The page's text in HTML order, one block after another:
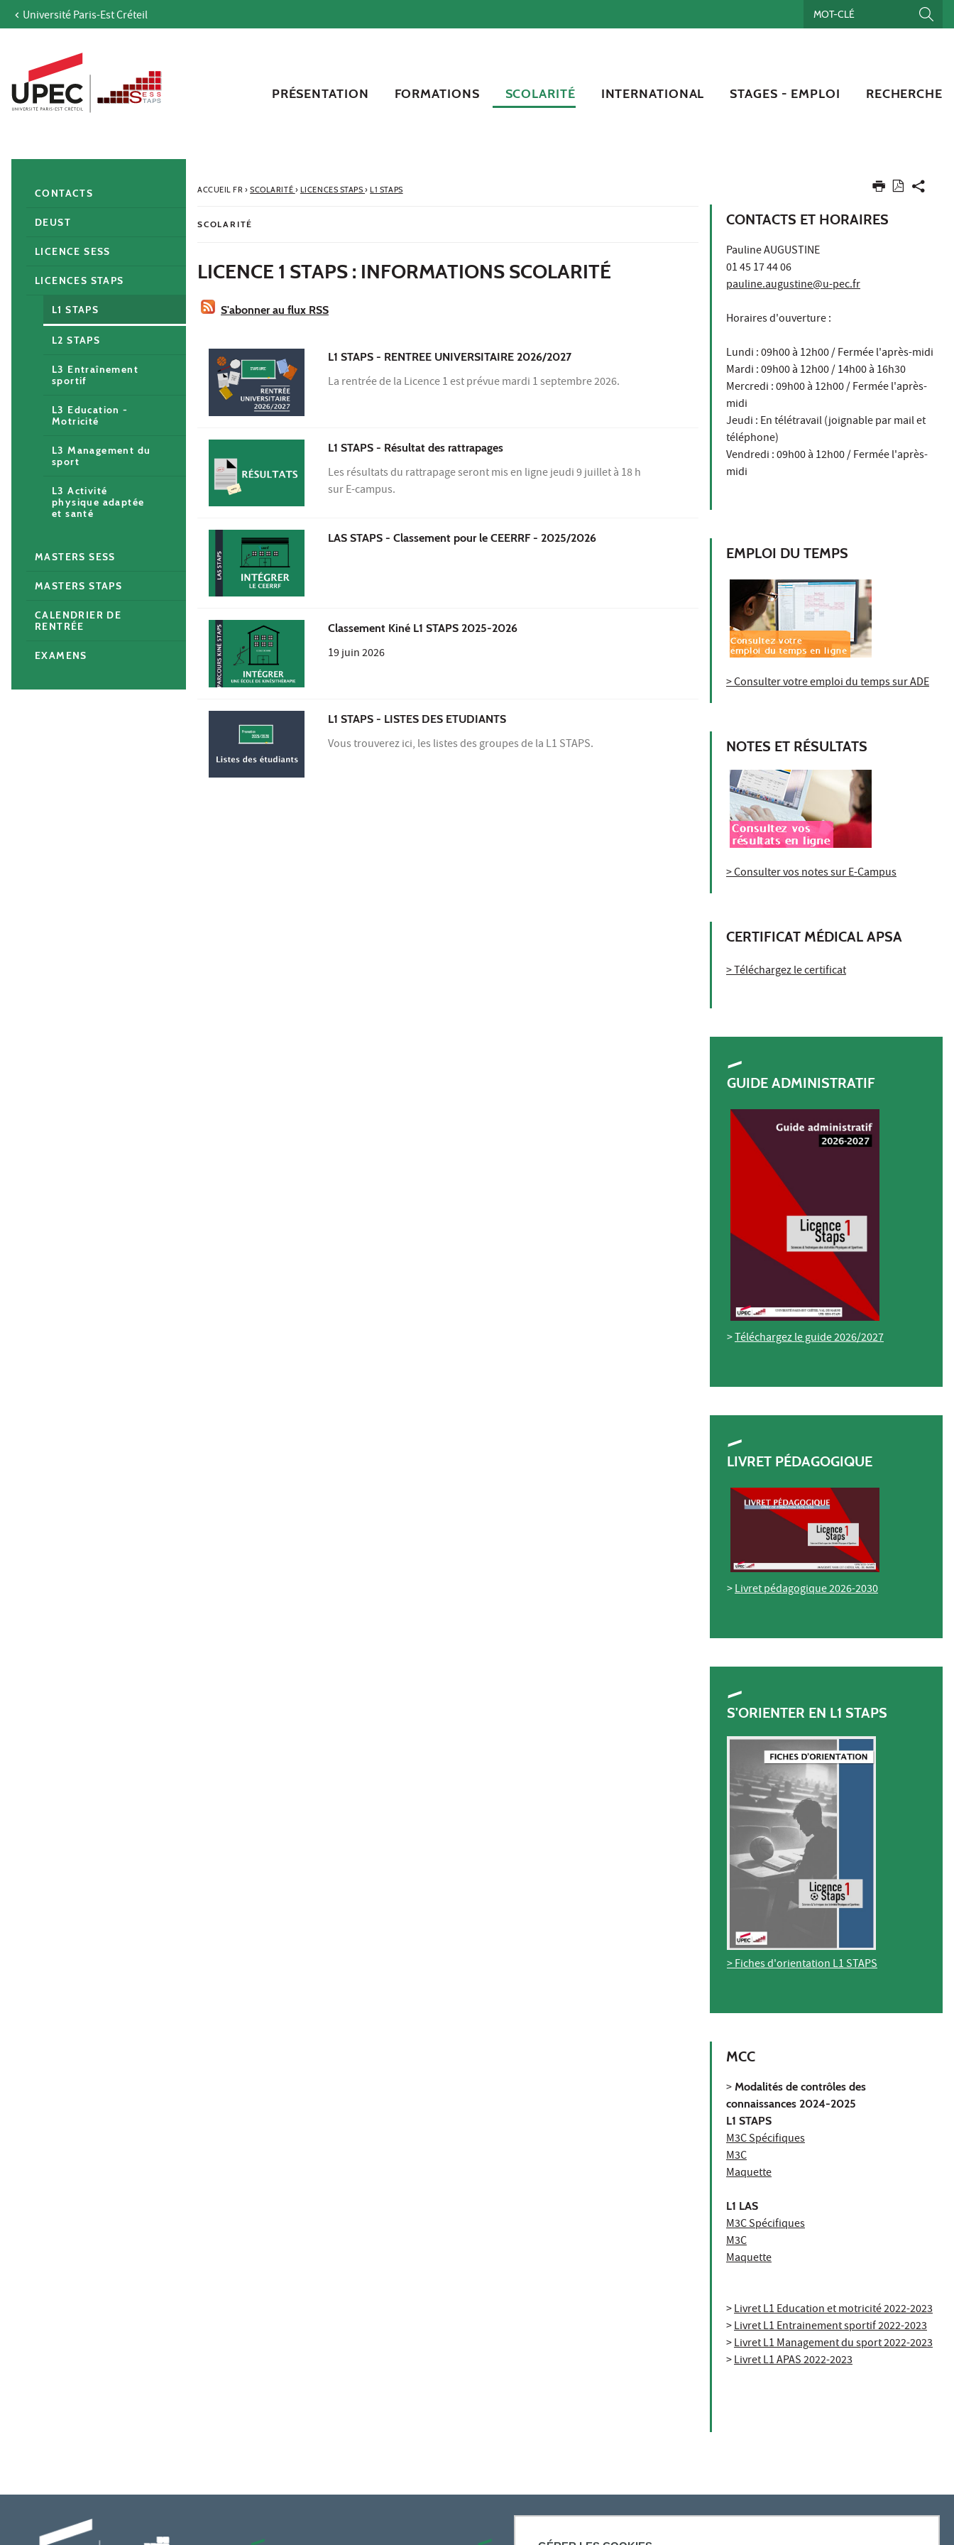
Aller au contenu
Accès directs
Recherche
Navigation secondaire
Université Paris-Est Créteil
PRÉSENTATION FORMATIONS SCOLARITÉ INTERNATIONAL STAGES - EMPLOI RECHERCHE
ACCUEIL FR› SCOLARITÉ › LICENCES STAPS› L1 STAPS
SCOLARITÉ
LICENCE 1 STAPS : INFORMATIONS SCOLARITÉ
S'abonner au flux RSS
L1 STAPS - RENTREE UNIVERSITAIRE 2026/2027
La rentrée de la Licence 1 est prévue mardi 1 septembre 2026.
L1 STAPS - Résultat des rattrapages
Les résultats du rattrapage seront mis en ligne jeudi 9 juillet à 18 h
sur E-campus.
LAS STAPS - Classement pour le CEERRF - 2025/2026
Classement Kiné L1 STAPS 2025-2026
19 juin 2026
L1 STAPS - LISTES DES ETUDIANTS
Vous trouverez ici, les listes des groupes de la L1 STAPS.
CONTACTS ET HORAIRES
Pauline AUGUSTINE
01 45 17 44 06
pauline.augustine@u-pec.fr
Horaires d'ouverture :
Lundi : 09h00 à 12h00 / Fermée l'après-midi
Mardi : 09h00 à 12h00 / 14h00 à 16h30
Mercredi : 09h00 à 12h00 / Fermée l'après-
midi
Jeudi : En télétravail (joignable par mail et
téléphone)
Vendredi : 09h00 à 12h00 / Fermée l'après-
midi
EMPLOI DU TEMPS
> Consulter votre emploi du temps sur ADE
NOTES ET RÉSULTATS
> Consulter vos notes sur E-Campus
CERTIFICAT MÉDICAL APSA
> Téléchargez le certificat
GUIDE ADMINISTRATIF
>Téléchargez le guide 2026/2027
LIVRET PÉDAGOGIQUE
>Livret pédagogique 2026-2030
S'ORIENTER EN L1 STAPS
> Fiches d'orientation L1 STAPS
MCC
> Modalités de contrôles des
connaissances 2024-2025
L1 STAPS
M3C Spécifiques
M3C
Maquette
L1 LAS
M3C Spécifiques
M3C
Maquette
>Livret L1 Education et motricité 2022-2023
>Livret L1 Entrainement sportif 2022-2023
>Livret L1 Management du sport 2022-2023
>Livret L1 APAS 2022-2023
CONTACTS
DEUST
LICENCE SESS
LICENCES STAPS
L1 STAPS
L2 STAPS
L3 Entraînement
sportif
L3 Education -
Motricité
L3 Management du
sport
L3 Activité
physique adaptée
et santé
MASTERS SESS
MASTERS STAPS
CALENDRIER DE
RENTRÉE
EXAMENS